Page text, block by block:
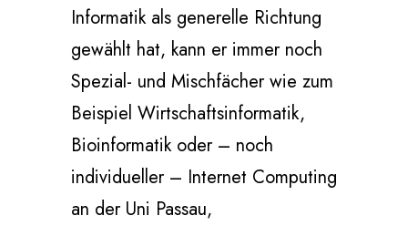
Informatik als generelle Richtung
gewählt hat, kann er immer noch
Spezial- und Mischfächer wie zum
Beispiel Wirtschaftsinformatik,
Bioinformatik oder – noch
individueller – Internet Computing
an der Uni Passau,